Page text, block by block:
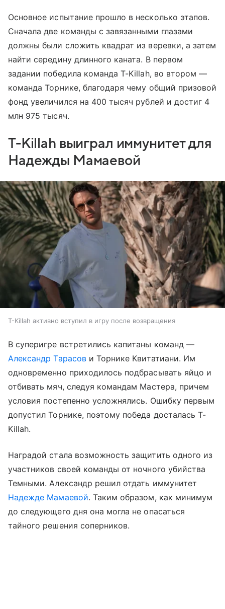
Основное испытание прошло в несколько этапов.
Сначала две команды с завязанными глазами
должны были сложить квадрат из веревки, а затем
найти середину длинного каната. В первом
задании победила команда T-Killah, во втором —
команда Торнике, благодаря чему общий призовой
фонд увеличился на 400 тысяч рублей и достиг 4
млн 975 тысяч.
T-Killah выиграл иммунитет для
Надежды Мамаевой
T-Killah активно вступил в игру после возвращения
В суперигре встретились капитаны команд —
Александр Тарасови Торнике Квитатиани. Им
одновременно приходилось подбрасывать яйцо и
отбивать мяч, следуя командам Мастера, причем
условия постепенно усложнялись. Ошибку первым
допустил Торнике, поэтому победа досталась T-
Killah.
Наградой стала возможность защитить одного из
участников своей команды от ночного убийства
Темными. Александр решил отдать иммунитет
Надежде Мамаевой. Таким образом, как минимум
до следующего дня она могла не опасаться
тайного решения соперников.